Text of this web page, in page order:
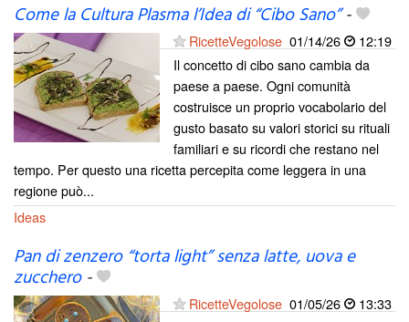
Come la Cultura Plasma l’Idea di “Cibo Sano”-
RicetteVegolose 01/14/26
12:19
Il concetto di cibo sano cambia da
paese a paese. Ogni comunità
costruisce un proprio vocabolario del
gusto basato su valori storici su rituali
familiari e su ricordi che restano nel
tempo. Per questo una ricetta percepita come leggera in una
regione può...
Ideas
Pan di zenzero “torta light” senza latte, uova e
zucchero-
RicetteVegolose 01/05/26
13:33